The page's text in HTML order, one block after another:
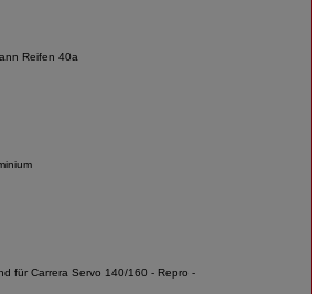
Reifen 40a
für Carrera Servo 140/160 - Repro -